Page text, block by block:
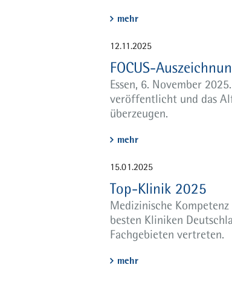
mehr
12.11.2025
FOCUS-
Essen, 6. November
veröffentlicht und das
überzeugen.
mehr
15.01.2025
Top-Klinik 2025
Medizinische
besten Kliniken
Fachgebieten vertreten.
mehr